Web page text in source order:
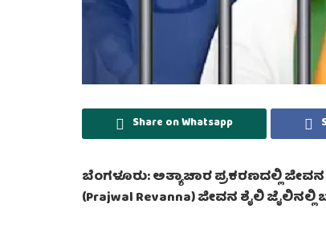
Share on Whatsapp
ಬೆಂಗಳೂರು: ಅತ್ಯಾಚಾರ ಪ್ರಕರಣದಲ್ಲಿ
(Prajwal Revanna) ಜೀವನ ಶೈಲಿ